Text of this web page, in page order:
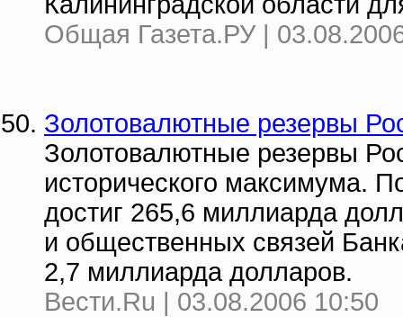
Общая Газета.РУ |
Золотовалютные резервы
Золотовалютные резервы
исторического максимума.
достиг 265,6 миллиарда
и общественных связей
2,7 миллиарда долларов.
Вести.Ru | 03.08.2006 10:50